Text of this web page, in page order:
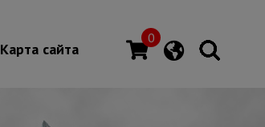
0
Карта сайта